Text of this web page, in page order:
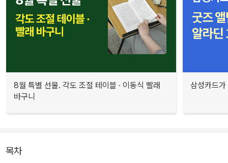
8월 특별 선물. 각도 조절 테이블 · 이동식 빨래
바구니
삼성카드
목차